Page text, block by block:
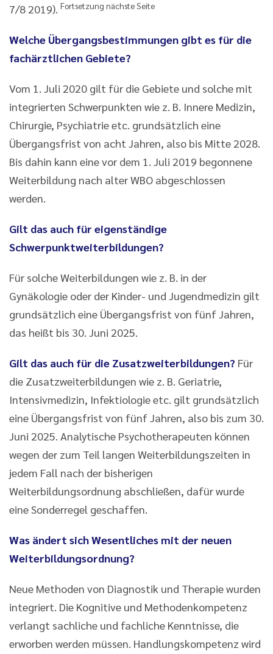
7/8 2019). Fortsetzung nächste Seite
Welche Übergangsbestimmungen gibt es für die
fachärztlichen Gebiete?
Vom 1. Juli 2020 gilt für die Gebiete und solche mit
integrierten Schwerpunkten wie z. B. Innere Medizin,
Chirurgie, Psychiatrie etc. grundsätzlich eine
Übergangsfrist von acht Jahren, also bis Mitte 2028.
Bis dahin kann eine vor dem 1. Juli 2019 begonnene
Weiterbildung nach alter WBO abgeschlossen
werden.
Gilt das auch für eigenständige
Schwerpunktweiterbildungen?
Für solche Weiterbildungen wie z. B. in der
Gynäkologie oder der Kinder- und Jugendmedizin gilt
grundsätzlich eine Übergangsfrist von fünf Jahren,
das heißt bis 30. Juni 2025.
Gilt das auch für die Zusatzweiterbildungen? Für
die Zusatzweiterbildungen wie z. B. Geriatrie,
Intensivmedizin, Infektiologie etc. gilt grundsätzlich
eine Übergangsfrist von fünf Jahren, also bis zum 30.
Juni 2025. Analytische Psychotherapeuten können
wegen der zum Teil langen Weiterbildungszeiten in
jedem Fall nach der bisherigen
Weiterbildungsordnung abschließen, dafür wurde
eine Sonderregel geschaffen.
Was ändert sich Wesentliches mit der neuen
Weiterbildungsordnung?
Neue Methoden von Diagnostik und Therapie wurden
integriert. Die Kognitive und Methodenkompetenz
verlangt sachliche und fachliche Kenntnisse, die
erworben werden müssen. Handlungskompetenz wird